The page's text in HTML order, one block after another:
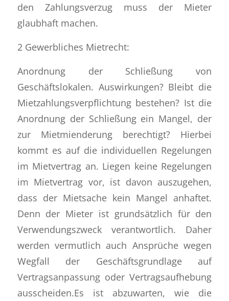
den Zahlungsverzug muss der Mieter
glaubhaft machen.
2 Gewerbliches Mietrecht:
Anordnung der Schließung von
Geschäftslokalen. Auswirkungen? Bleibt die
Mietzahlungsverpflichtung bestehen? Ist die
Anordnung der Schließung ein Mangel, der
zur Mietmienderung berechtigt? Hierbei
kommt es auf die individuellen Regelungen
im Mietvertrag an. Liegen keine Regelungen
im Mietvertrag vor, ist davon auszugehen,
dass der Mietsache kein Mangel anhaftet.
Denn der Mieter ist grundsätzlich für den
Verwendungszweck verantwortlich. Daher
werden vermutlich auch Ansprüche wegen
Wegfall der Geschäftsgrundlage auf
Vertragsanpassung oder Vertragsaufhebung
ausscheiden.Es ist abzuwarten, wie die